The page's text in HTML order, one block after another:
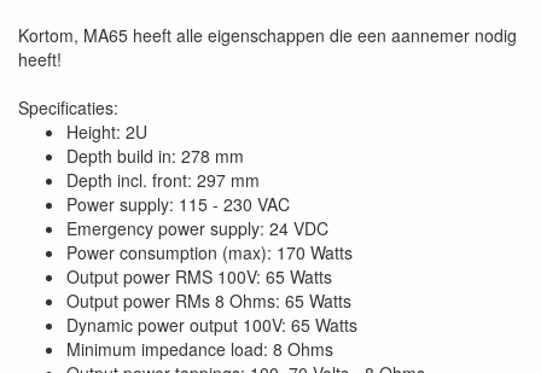
Kortom, MA65 heeft alle eigenschappen die een aannemer nodig
heeft!
Specificaties:
Height: 2U
Depth build in: 278 mm
Depth incl. front: 297 mm
Power supply: 115 - 230 VAC
Emergency power supply: 24 VDC
Power consumption (max): 170 Watts
Output power RMS 100V: 65 Watts
Output power RMs 8 Ohms: 65 Watts
Dynamic power output 100V: 65 Watts
Minimum impedance load: 8 Ohms